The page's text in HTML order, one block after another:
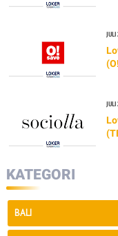
KATEGORI
BALI